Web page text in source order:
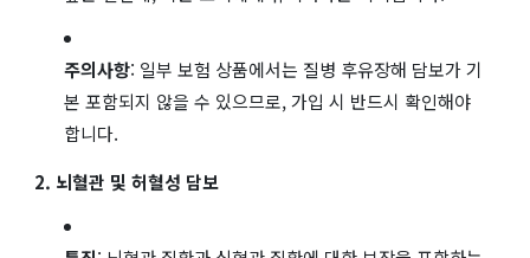
주의사항: 일부 보험 상품에서는 질병 후유장해 담보가 기
본 포함되지 않을 수 있으므로, 가입 시 반드시 확인해야
합니다.
2. 뇌혈관 및 허혈성 담보